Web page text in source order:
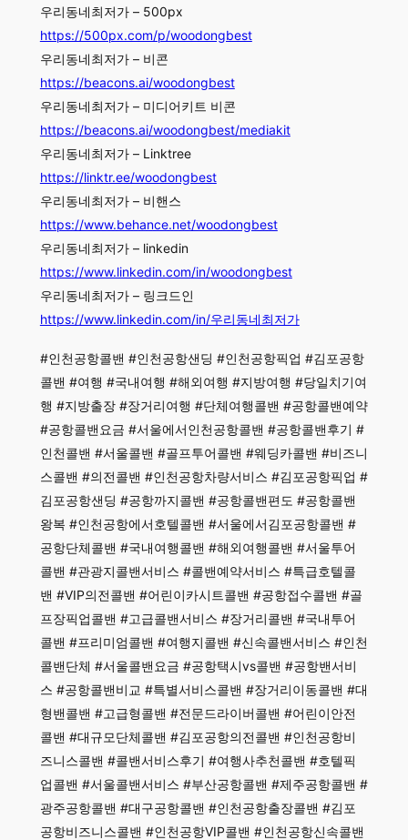
우리동네최저가 – 500px
https://500px.com/p/woodongbest
우리동네최저가 – 비콘
https://beacons.ai/woodongbest
우리동네최저가 – 미디어키트 비콘
https://beacons.ai/woodongbest/mediakit
우리동네최저가 – Linktree
https://linktr.ee/woodongbest
우리동네최저가 – 비핸스
https://www.behance.net/woodongbest
우리동네최저가 – linkedin
https://www.linkedin.com/in/woodongbest
우리동네최저가 – 링크드인
https://www.linkedin.com/in/우리동네최저가
#인천공항콜밴 #인천공항샌딩 #인천공항픽업 #김포공항
콜밴 #여행 #국내여행 #해외여행 #지방여행 #당일치기여
행 #지방출장 #장거리여행 #단체여행콜밴 #공항콜밴예약
#공항콜밴요금 #서울에서인천공항콜밴 #공항콜밴후기 #
인천콜밴 #서울콜밴 #골프투어콜밴 #웨딩카콜밴 #비즈니
스콜밴 #의전콜밴 #인천공항차량서비스 #김포공항픽업 #
김포공항샌딩 #공항까지콜밴 #공항콜밴편도 #공항콜밴
왕복 #인천공항에서호텔콜밴 #서울에서김포공항콜밴 #
공항단체콜밴 #국내여행콜밴 #해외여행콜밴 #서울투어
콜밴 #관광지콜밴서비스 #콜밴예약서비스 #특급호텔콜
밴 #VIP의전콜밴 #어린이카시트콜밴 #공항접수콜밴 #골
프장픽업콜밴 #고급콜밴서비스 #장거리콜밴 #국내투어
콜밴 #프리미엄콜밴 #여행지콜밴 #신속콜밴서비스 #인천
콜밴단체 #서울콜밴요금 #공항택시vs콜밴 #공항밴서비
스 #공항콜밴비교 #특별서비스콜밴 #장거리이동콜밴 #대
형밴콜밴 #고급형콜밴 #전문드라이버콜밴 #어린이안전
콜밴 #대규모단체콜밴 #김포공항의전콜밴 #인천공항비
즈니스콜밴 #콜밴서비스후기 #여행사추천콜밴 #호텔픽
업콜밴 #서울콜밴서비스 #부산공항콜밴 #제주공항콜밴 #
광주공항콜밴 #대구공항콜밴 #인천공항출장콜밴 #김포
공항비즈니스콜밴 #인천공항VIP콜밴 #인천공항신속콜밴